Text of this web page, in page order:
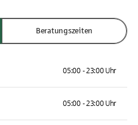
Beratungszeiten
05:00 - 23:00 Uhr
05:00 - 23:00 Uhr